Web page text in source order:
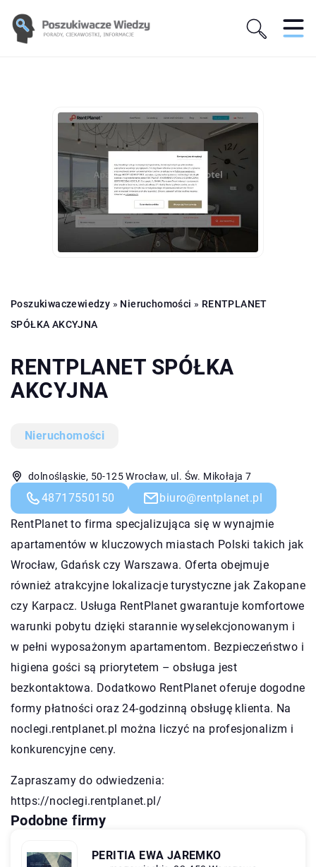
Poszukiwaczewiedzy » Nieruchomości » RENTPLANET
SPÓŁKA AKCYJNA
RENTPLANET SPÓŁKA
AKCYJNA
Nieruchomości
dolnośląskie, 50-125 Wrocław, ul. Św. Mikołaja 7
48717550150
biuro@rentplanet.pl
RentPlanet to firma specjalizująca się w wynajmie
apartamentów w kluczowych miastach Polski takich jak
Wrocław, Gdańsk czy Warszawa. Oferta obejmuje
również atrakcyjne lokalizacje turystyczne jak Zakopane
czy Karpacz. Usługa RentPlanet gwarantuje komfortowe
warunki pobytu dzięki starannie wyselekcjonowanym i
w pełni wyposażonym apartamentom. Bezpieczeństwo i
higiena gości są priorytetem – obsługa jest
bezkontaktowa. Dodatkowo RentPlanet oferuje dogodne
formy płatności oraz 24-godzinną obsługę klienta. Na
noclegi.rentplanet.pl można liczyć na profesjonalizm i
konkurencyjne ceny.
Zapraszamy do odwiedzenia:
https://noclegi.rentplanet.pl/
Podobne firmy
PERITIA EWA JAREMKO